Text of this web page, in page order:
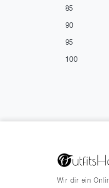
85
90
95
100
Wir dir ein